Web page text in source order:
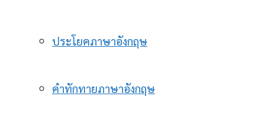
ประโยคภาษาอังกฤษ
คำทักทายภาษาอังกฤษ